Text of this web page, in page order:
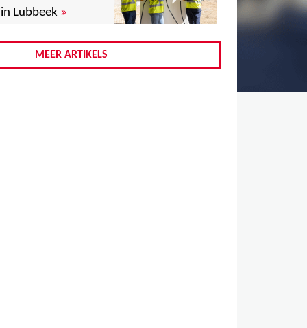
Lubbeek »
MEER ARTIKELS